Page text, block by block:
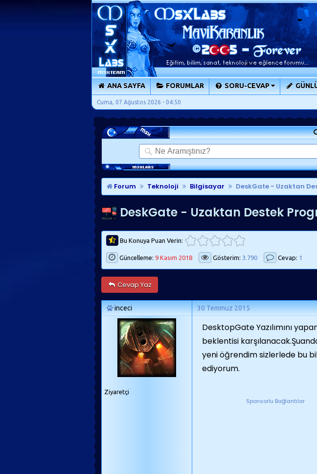
ANA SAYFA FORUMLAR SORU-CEVAP
Cuma, 07 Ağustos 2026 - 04:50
Forum Teknoloji Bilgisayar DeskGate - Uzaktan
DeskGate - Uzaktan Destek
Bu Konuya Puan Verin:
Güncelleme: 9 Kasım 2018 Gösterim: 3.790 Cevap: 1
Cevap Yaz
inceci 30 Temmuz 2015
Ziyaretçi
DesktopGate Yazılımını
beklentisi
yeni öğrendim sizlerlede bu
ediyorum.
Sponsorlu Bağlantılar